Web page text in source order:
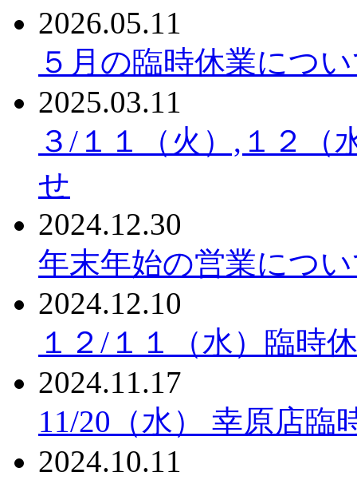
2026.05.11
５月の臨時休業につ
2025.03.11
３/１１（火）,１２（
せ
2024.12.30
年末年始の営業につ
2024.12.10
１２/１１（水）臨時
2024.11.17
11/20（水） 幸原店臨
2024.10.11